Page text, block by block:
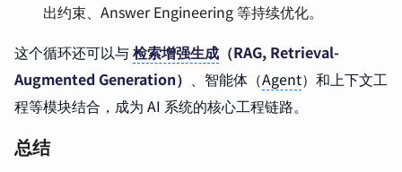
出约束、Answer Engineering 等持续优化。
这个循环还可以与检索增强生成 （RAG, Retrieval-
Augmented Generation） 、智能体（Agent）和上下文工
程等模块结合，成为 AI 系统的核心工程链路。
总结